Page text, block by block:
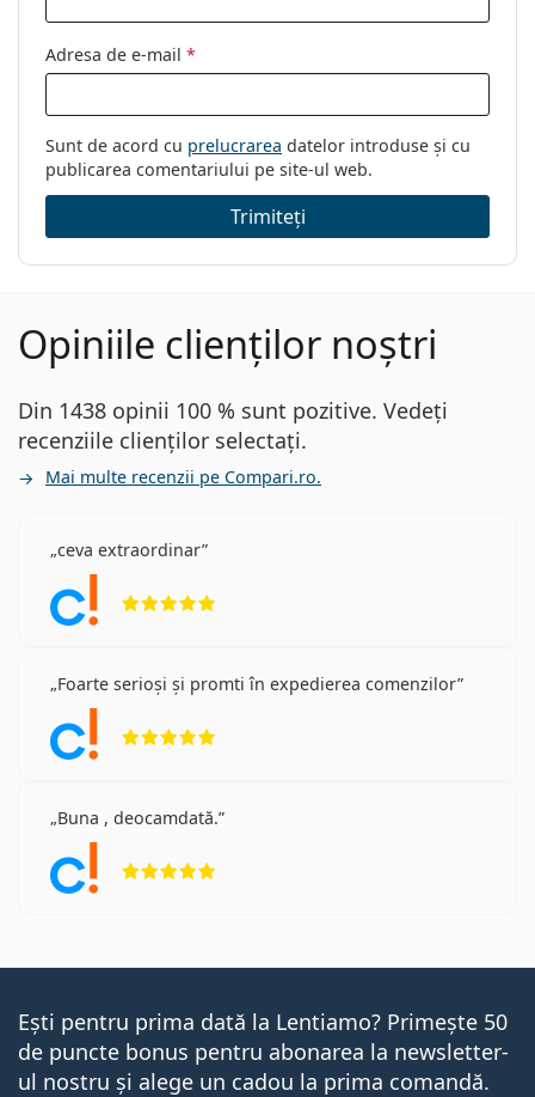
Adresa de e-mail *
Sunt de acord cu prelucrarea datelor introduse și cu
publicarea comentariului pe site-ul web.
Trimiteți
Opiniile clienților noștri
Din 1438 opinii 100 % sunt pozitive. Vedeți
recenziile clienților selectați.
Mai multe recenzii pe Compari.ro.
ceva extraordinar
Foarte serioși și promti în expedierea comenzilor
Buna , deocamdată.
Ești pentru prima dată la Lentiamo? Primește 50
de puncte bonus pentru abonarea la newsletter-
ul nostru și alege un cadou la prima comandă.